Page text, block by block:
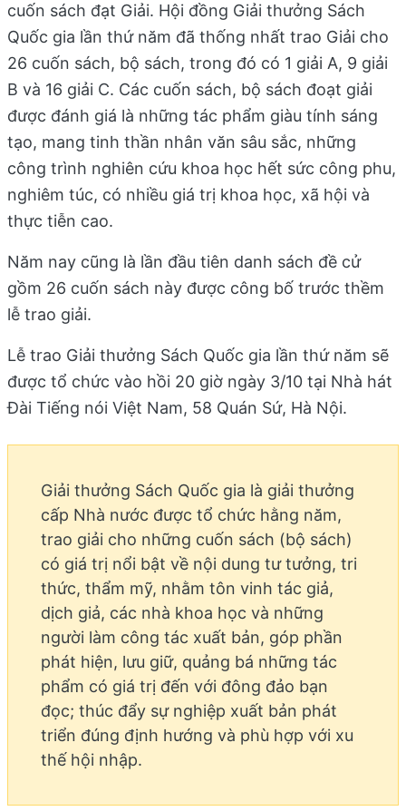
cuốn sách đạt Giải. Hội đồng Giải thưởng Sách
Quốc gia lần thứ năm đã thống nhất trao Giải cho
26 cuốn sách, bộ sách, trong đó có 1 giải A, 9 giải
B và 16 giải C. Các cuốn sách, bộ sách đoạt giải
được đánh giá là những tác phẩm giàu tính sáng
tạo, mang tinh thần nhân văn sâu sắc, những
công trình nghiên cứu khoa học hết sức công phu,
nghiêm túc, có nhiều giá trị khoa học, xã hội và
thực tiễn cao.
Năm nay cũng là lần đầu tiên danh sách đề cử
gồm 26 cuốn sách này được công bố trước thềm
lễ trao giải.
Lễ trao Giải thưởng Sách Quốc gia lần thứ năm sẽ
được tổ chức vào hồi 20 giờ ngày 3/10 tại Nhà hát
Đài Tiếng nói Việt Nam, 58 Quán Sứ, Hà Nội.
Giải thưởng Sách Quốc gia là giải thưởng
cấp Nhà nước được tổ chức hằng năm,
trao giải cho những cuốn sách (bộ sách)
có giá trị nổi bật về nội dung tư tưởng, tri
thức, thẩm mỹ, nhằm tôn vinh tác giả,
dịch giả, các nhà khoa học và những
người làm công tác xuất bản, góp phần
phát hiện, lưu giữ, quảng bá những tác
phẩm có giá trị đến với đông đảo bạn
đọc; thúc đẩy sự nghiệp xuất bản phát
triển đúng định hướng và phù hợp với xu
thế hội nhập.